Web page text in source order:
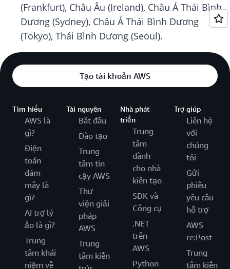
(Frankfurt), Châu Âu (Ireland), Châu Á Thái Bình
Dương (Sydney), Châu Á Thái Bình Dương
(Tokyo), Thái Bình Dương (Seoul).
Tạo tài khoản AWS
Tìm hiểu
AWS là
gì?
Điện
toán
đám
mây là
gì?
AI trợ lý
ảo là gì?
Trung
tâm khái
niệm về
Tài nguyên
Bắt đầu
Đào tạo
Trung
tâm tin
cậy AWS
Thư
viện giải
pháp
AWS
Trung
tâm kiến
Nhà phát
triển
Trung
tâm
dành
cho nhà
kiến tạo
SDK và
Công cụ
.NET
trên
AWS
Python
Trợ giúp
Liên hệ
với
chúng
tôi
Gửi
phiếu
yêu cầu
hỗ trợ
AWS
re:Post
Trung
tâm kiến